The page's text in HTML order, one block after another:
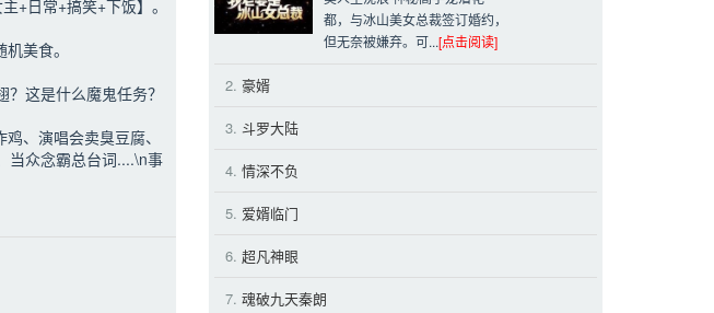
+日常+搞笑+下饭】。
美食。
这是什么魔鬼任务？
、演唱会卖臭豆腐、
当众念霸总台词....\n事
林老板在哪摆摊，只
都，与冰山美女总裁签订婚约，
但无奈被嫌弃。可...[点击阅读]
2. 豪婿
3. 斗罗大陆
4. 情深不负
5. 爱婿临门
6. 超凡神眼
7. 魂破九天秦朗